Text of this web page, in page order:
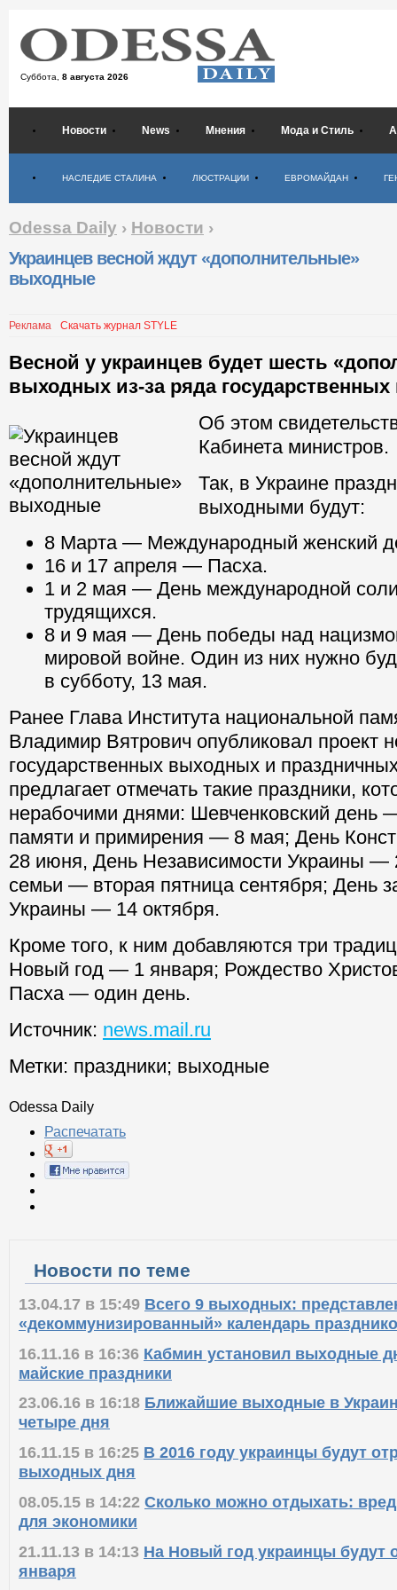
Суббота, 8 августа 2026
Новости News Мнения Мода и Стиль
НАСЛЕДИЕ СТАЛИНА ЛЮСТРАЦИИ ЕВРОМАЙДАН
Odessa Daily › Новости ›
Украинцев весной ждут «дополнительные»
выходные
Реклама Скачать журнал STYLE
Весной у украинцев будет шесть
выходных из-за ряда государственных
Об этом
Кабинета министров.
Так, в Украине
выходными будут:
8 Марта — Международный женский
16 и 17 апреля — Пасха.
1 и 2 мая — День международной
трудящихся.
8 и 9 мая — День победы над
мировой войне. Один из них нужно
в субботу, 13 мая.
Ранее Глава Института национальной
Владимир Вятрович опубликовал проект
государственных выходных и
предлагает отмечать такие праздники,
нерабочими днями: Шевченковский день
памяти и примирения — 8 мая; День
28 июня, День Независимости Украины —
семьи — вторая пятница сентября; День
Украины — 14 октября.
Кроме того, к ним добавляются три
Новый год — 1 января; Рождество
Пасха — один день.
Источник: news.mail.ru
Метки: праздники; выходные
Odessa Daily
Распечатать
Новости по теме
13.04.17 в 15:49 Всего 9 выходных:
«декоммунизированный» календарь
16.11.16 в 16:36 Кабмин установил выходные
майские праздники
23.06.16 в 16:18 Ближайшие выходные в
четыре дня
16.11.15 в 16:25 В 2016 году украинцы будут
выходных дня
08.05.15 в 14:22 Сколько можно отдыхать:
для экономики
21.11.13 в 14:13 На Новый год украинцы будут
января